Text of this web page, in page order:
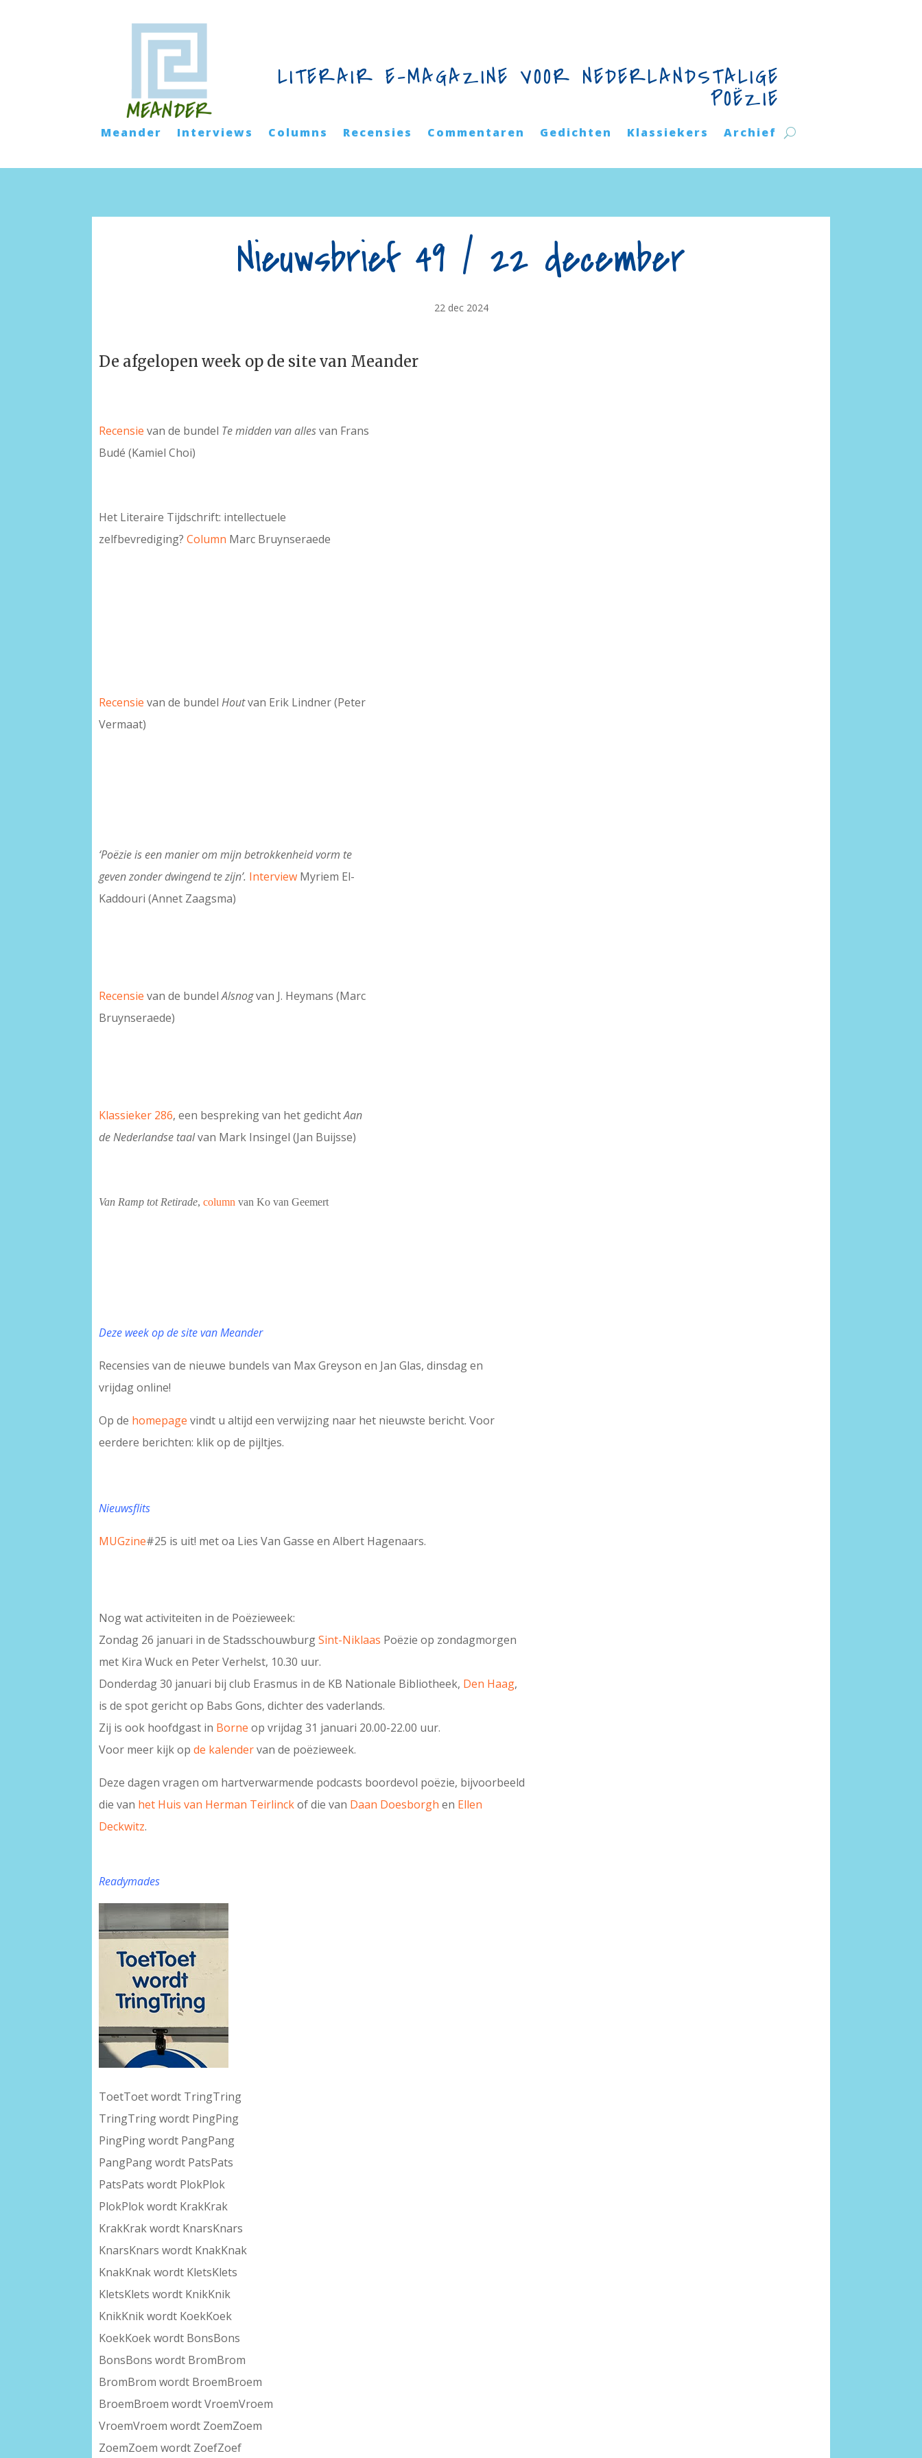
LITERAIR E-MAGAZINE VOOR NEDERLANDSTALIGE
POËZIE
Meander Interviews Columns Recensies Commentaren Gedichten Klassiekers Archief
Nieuwsbrief 49 / 22 december
22 dec 2024
De afgelopen week op de site van Meander
Recensie van de bundel Te midden van allesvan Frans
Budé (Kamiel Choi)
Het Literaire Tijdschrift: intellectuele
zelfbevrediging?Column Marc Bruynseraede
Recensie van de bundelHoutvan Erik Lindner (Peter
Vermaat)
‘Poëzie is een manier om mijn betrokkenheid vorm te
geven zonder dwingend te zijn’. Interview Myriem El-
Kaddouri (Annet Zaagsma)
Recensie van de bundelAlsnogvan J. Heymans (Marc
Bruynseraede)
Klassieker 286, een bespreking van het gedichtAan
de Nederlandse taalvan Mark Insingel (Jan Buijsse)
Van Ramp tot Retirade,column van Ko van Geemert
Deze week op de site van Meander
Recensies van de nieuwe bundels van Max Greyson en Jan Glas, dinsdag en
vrijdag online!
Op de homepage vindt u altijd een verwijzing naar het nieuwste bericht. Voor
eerdere berichten: klik op de pijltjes.
Nieuwsflits
MUGzine#25 is uit! met oa Lies Van Gasse en Albert Hagenaars.
Nog wat activiteiten in de Poëzieweek:
Zondag 26 januari in de StadsschouwburgSint-Niklaas Poëzie op zondagmorgen
met Kira Wuck en Peter Verhelst, 10.30 uur.
Donderdag 30 januari bij club Erasmus in de KB Nationale Bibliotheek, Den Haag,
is de spot gericht op Babs Gons, dichter des vaderlands.
Zij is ook hoofdgast in Borne op vrijdag 31 januari 20.00-22.00 uur.
Voor meer kijk opde kalendervan de poëzieweek.
Deze dagen vragen om hartverwarmende podcasts boordevol poëzie, bijvoorbeeld
die van het Huis van Herman Teirlinckof die van Daan Doesborgh en Ellen
Deckwitz.
Readymades
ToetToet wordt TringTring
TringTring wordt PingPing
PingPing wordt PangPang
PangPang wordt PatsPats
PatsPats wordt PlokPlok
PlokPlok wordt KrakKrak
KrakKrak wordt KnarsKnars
KnarsKnars wordt KnakKnak
KnakKnak wordt KletsKlets
KletsKlets wordt KnikKnik
KnikKnik wordt KoekKoek
KoekKoek wordt BonsBons
BonsBons wordt BromBrom
BromBrom wordt BroemBroem
BroemBroem wordt VroemVroem
VroemVroem wordt ZoemZoem
ZoemZoem wordt ZoefZoef